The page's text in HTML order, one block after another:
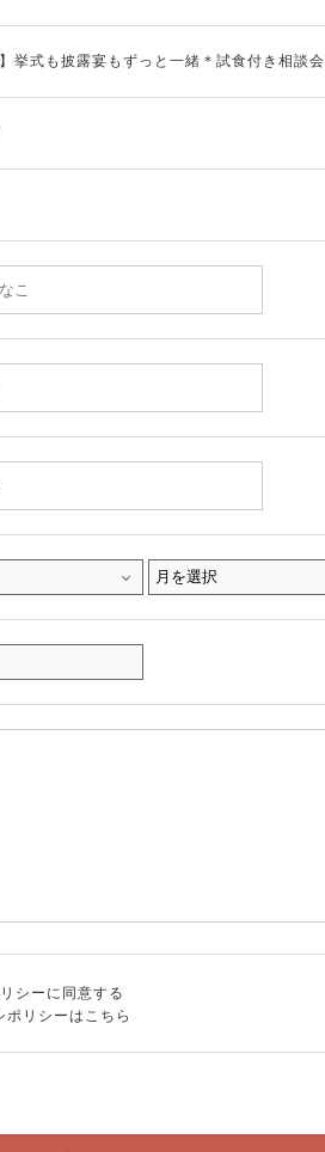
挙式も披露宴もずっと一緒＊試食付き相談会
シーに同意する
リシーはこちら